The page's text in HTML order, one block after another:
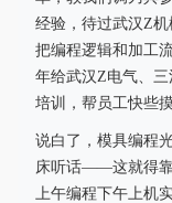
经验，待过武汉Z机
把编程逻辑和加工
年给武汉Z电气、
培训，帮员工快些
说白了，模具编程
床听话——这就得靠
上午编程下午上机